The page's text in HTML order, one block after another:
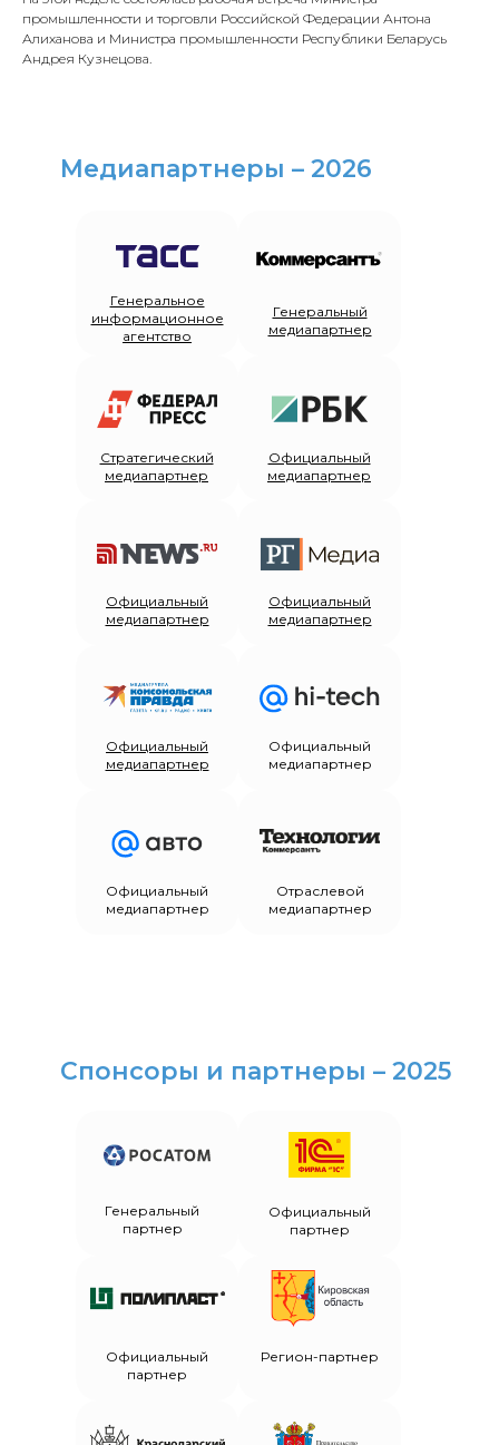
промышленности и торговли Российской Федерации Антона
Алиханова и Министра промышленности Республики Беларусь
Андрея Кузнецова.
Медиапартнеры – 2026
Генеральное
информационное
агентство
Генеральный
медиапартнер
Стратегический
медиапартнер
Официальный
медиапартнер
Официальный
медиапартнер
Официальный
медиапартнер
Официальный
медиапартнер
Официальный
медиапартнер
Официальный
медиапартнер
Отраслевой
медиапартнер
Спонсоры и партнеры – 2025
Официальный
партнер
Официальный
партнер
Регион-партнер
Генеральный
партнер